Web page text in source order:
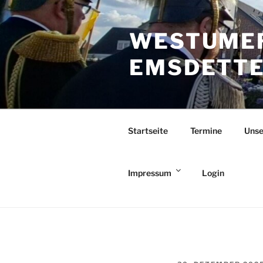
Zum
Inhalt
springen
Startseite Termine
Impressum Login